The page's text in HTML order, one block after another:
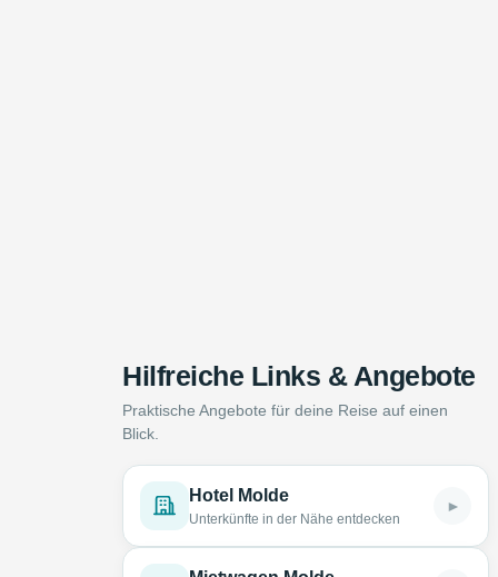
Hilfreiche Links & Angebote
Praktische Angebote für deine Reise auf einen
Blick.
Hotel Molde
Unterkünfte in der Nähe entdecken
►